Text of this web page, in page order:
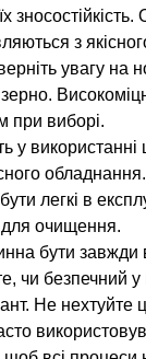
з
увагу на
при виборі.
у
легкі в
для очищення.
бути завжди в
чи безпечний у
Не нехтуйте